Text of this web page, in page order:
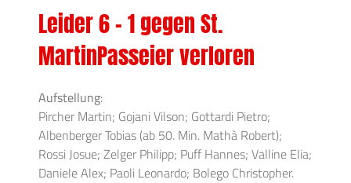
Leider 6 – 1 gegen St.
MartinPasseier verloren
Aufstellung:
Pircher Martin; Gojani Vilson; Gottardi Pietro;
Albenberger Tobias (ab 50. Min. Mathà Robert);
Rossi Josue; Zelger Philipp; Puff Hannes; Valline Elia;
Daniele Alex; Paoli Leonardo; Bolego Christopher.